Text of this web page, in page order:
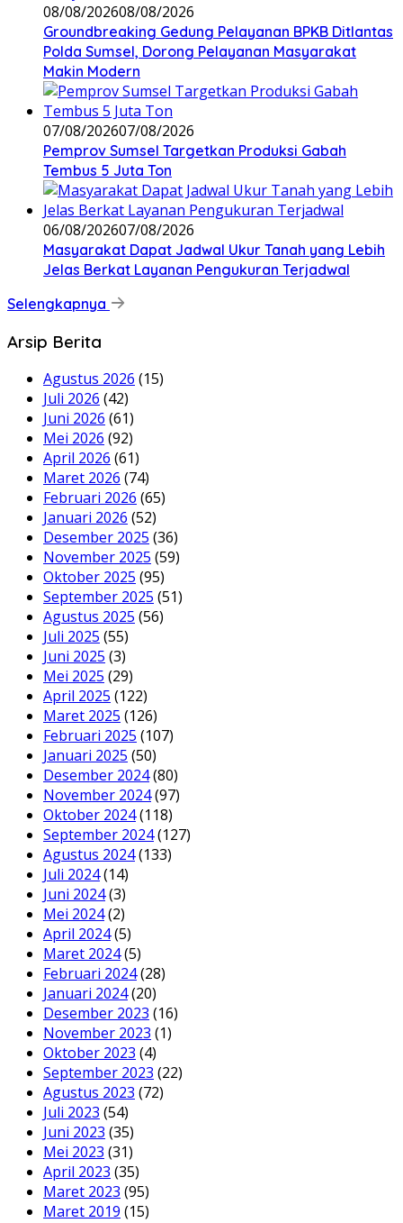
08/08/202608/08/2026
Groundbreaking Gedung Pelayanan BPKB Ditlantas
Polda Sumsel, Dorong Pelayanan Masyarakat
Makin Modern
07/08/202607/08/2026
Pemprov Sumsel Targetkan Produksi Gabah
Tembus 5 Juta Ton
06/08/202607/08/2026
Masyarakat Dapat Jadwal Ukur Tanah yang Lebih
Jelas Berkat Layanan Pengukuran Terjadwal
Selengkapnya
Arsip Berita
Agustus 2026 (15)
Juli 2026 (42)
Juni 2026 (61)
Mei 2026 (92)
April 2026 (61)
Maret 2026 (74)
Februari 2026 (65)
Januari 2026 (52)
Desember 2025 (36)
November 2025 (59)
Oktober 2025 (95)
September 2025 (51)
Agustus 2025 (56)
Juli 2025 (55)
Juni 2025 (3)
Mei 2025 (29)
April 2025 (122)
Maret 2025 (126)
Februari 2025 (107)
Januari 2025 (50)
Desember 2024(80)
November 2024(97)
Oktober 2024(118)
September 2024(127)
Agustus 2024(133)
Juli 2024(14)
Juni 2024(3)
Mei 2024(2)
April 2024(5)
Maret 2024(5)
Februari 2024(28)
Januari 2024(20)
Desember 2023 (16)
November 2023 (1)
Oktober 2023 (4)
September 2023 (22)
Agustus 2023 (72)
Juli 2023 (54)
Juni 2023 (35)
Mei 2023 (31)
April 2023 (35)
Maret 2023 (95)
Maret 2019 (15)